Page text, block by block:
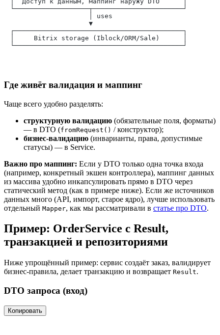
└───────────────────┬───────────────────────┘
                    │ uses
                    ▼
┌───────────────────────────────────────────┐
│     Bitrix storage (Iblock/ORM/Sale)      │
Где живёт валидация и маппинг
Чаще всего удобно разделять:
структурную валидацию (обязательные поля, форматы)
— в DTO (fromRequest() / конструктор);
бизнес‑валидацию (инварианты, права, допустимые
статусы) — в Service.
Важно про маппинг: Если у DTO только одна точка входа
(например, конкретный экшен контроллера), маппинг данных
из массива удобно инкапсулировать прямо в DTO через
статический метод (как в примере ниже). Если же источников
данных много (API, импорт, старое ядро), лучше использовать
отдельный Mapper, как мы рассматривали в статье про DTO.
Пример: OrderService с Result,
транзакцией и репозиториями
Ниже упрощённый пример: сервис создаёт заказ, валидирует
бизнес‑правила, делает транзакцию и возвращает Result.
DTO запроса (вход)
Копировать